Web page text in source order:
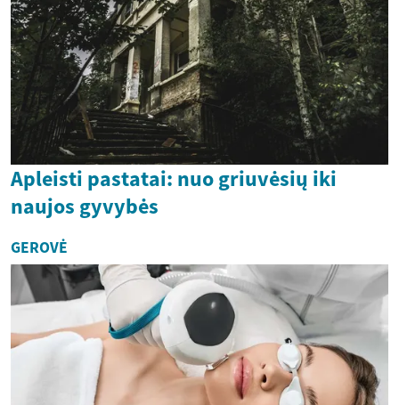
Apleisti pastatai: nuo griuvėsių iki
naujos gyvybės
GEROVĖ